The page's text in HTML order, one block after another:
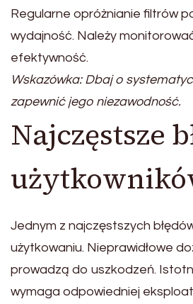
Regularne opróżnianie filtrów
wydajność. Należy
efektywność.
Wskazówka: Dbaj o
zapewnić jego niezawodność.
Najczęstsze
Jednym z najczęstszych
użytkowaniu. Nieprawidłowe
prowadzą do uszkodzeń.
wymaga odpowiedniej